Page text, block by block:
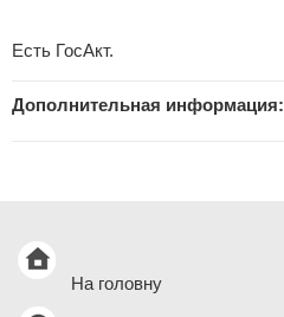
Есть ГосАкт.
Дополнительная информация:
На головну